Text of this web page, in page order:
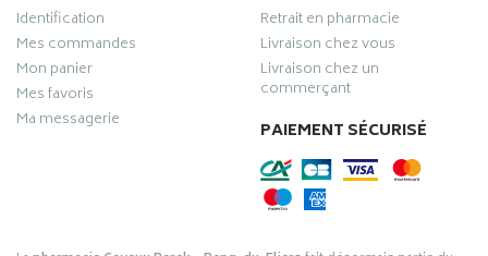
Identification
Mes commandes
Mon panier
Mes favoris
Ma messagerie
Retrait en pharmacie
Livraison chez vous
Livraison chez un
commerçant
PAIEMENT SÉCURISÉ